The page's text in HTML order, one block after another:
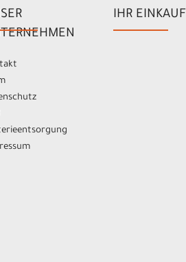
IHR EINKAUF